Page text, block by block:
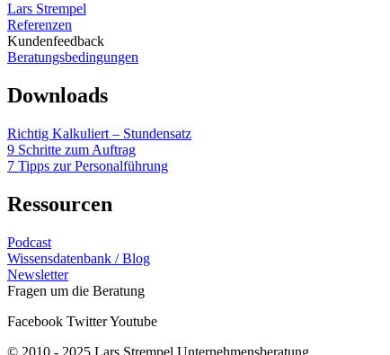
Lars Strempel
Referenzen
Kundenfeedback
Beratungsbedingungen
Downloads
Richtig Kalkuliert – Stundensatz
9 Schritte zum Auftrag
7 Tipps zur Personalführung
Ressourcen
Podcast
Wissensdatenbank / Blog
Newsletter
Fragen um die Beratung
Facebook TwitterYoutube
© 2010 - 2025 Lars Strempel Unternehmensberatung